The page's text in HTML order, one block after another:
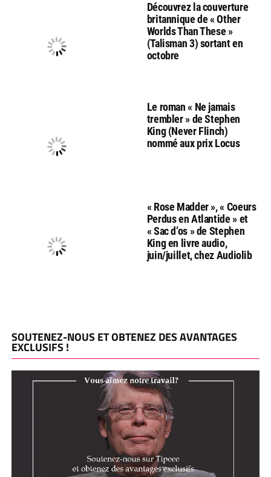
Découvrez la couverture
britannique de « Other
Worlds Than These »
(Talisman 3) sortant en
octobre
Le roman « Ne jamais
trembler » de Stephen
King (Never Flinch)
nommé aux prix Locus
« Rose Madder », « Coeurs
Perdus en Atlantide » et
« Sac d’os » de Stephen
King en livre audio,
juin/juillet, chez Audiolib
SOUTENEZ-NOUS ET OBTENEZ DES AVANTAGES
EXCLUSIFS !